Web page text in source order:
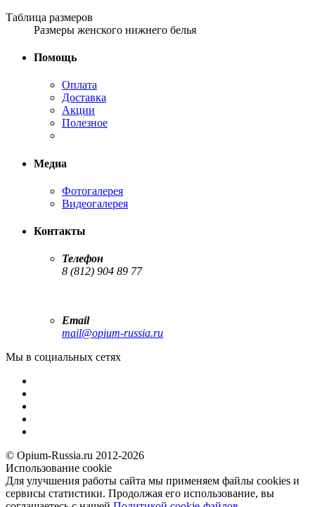
Таблица размеров
Размеры женского нижнего белья
Помощь
Оплата
Доставка
Акции
Полезное
Медиа
Фотогалерея
Видеогалерея
Контакты
Телефон
8 (812) 904 89 77
Email
mail@opium-russia.ru
Мы в социальных сетях
© Opium-Russia.ru 2012-2026
Использование cookie
Для улучшения работы сайта мы применяем файлы cookies и
сервисы статистики. Продолжая его использование, вы